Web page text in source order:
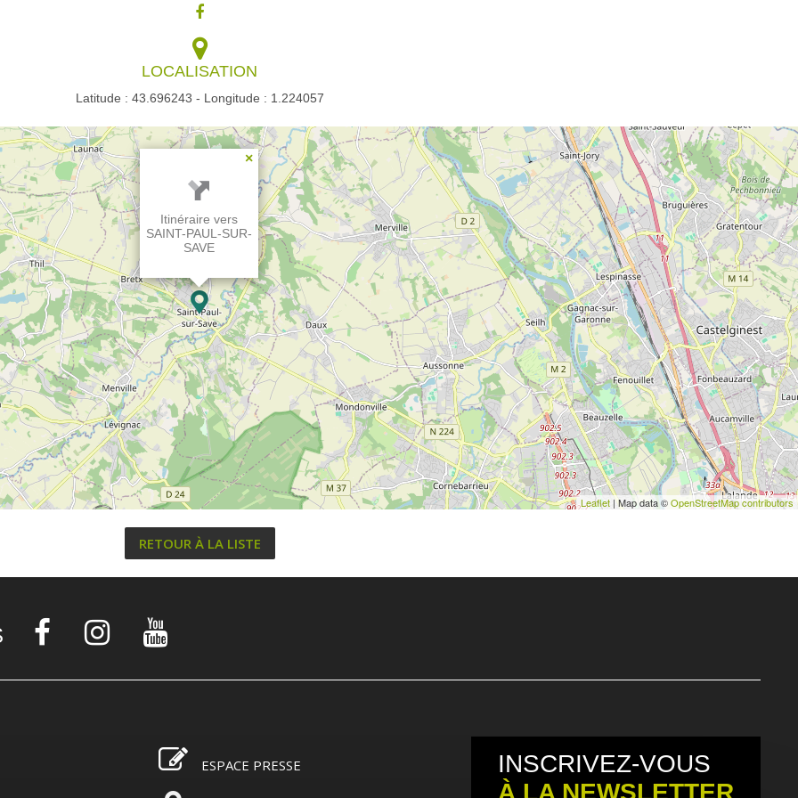
LOCALISATION
Latitude : 43.696243 - Longitude : 1.224057
×
Itinéraire vers
SAINT-PAUL-SUR-
SAVE
Leaflet | Map data ©OpenStreetMap contributors
RETOUR À LA LISTE
ESPACE PRESSE
INSCRIVEZ-VOUS
À LA NEWSLETTER